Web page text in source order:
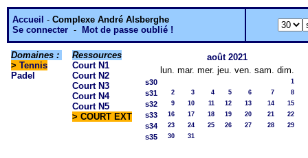
Accueil - Complexe André Alsberghe
Se connecter - Mot de passe oublié !
Domaines :
> Tennis
Padel
Ressources
Court N1
Court N2
Court N3
Court N4
Court N5
> COURT EXT
août 2021
lun. mar. mer. jeu. ven. sam. dim.
s30 1
s31 2 3 4 5 6 7 8
s32 9 10 11 12 13 14 15
s33 16 17 18 19 20 21 22
s34 23 24 25 26 27 28 29
s35 30 31